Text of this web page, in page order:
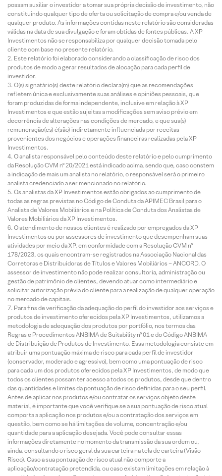
possam auxiliar o investidor a tomar sua própria decisão de investimento, não
constituindo qualquer tipo de oferta ou solicitação de compra e/ou venda de
qualquer produto. As informações contidas neste relatório são consideradas
válidas na data de sua divulgação e foram obtidas de fontes públicas. A XP
Investimentos não se responsabiliza por qualquer decisão tomada pelo
cliente com base no presente relatório.
Este relatório foi elaborado considerando a classificação de risco dos
produtos de modo a gerar resultados de alocação para cada perfil de
investidor.
O(s) signatário(s) deste relatório declara(m) que as recomendações
refletem única e exclusivamente suas análises e opiniões pessoais, que
foram produzidas de forma independente, inclusive em relação à XP
Investimentos e que estão sujeitas a modificações sem aviso prévio em
decorrência de alterações nas condições de mercado, e que sua(s)
remuneração(es) é(são) indiretamente influenciada por receitas
provenientes dos negócios e operações financeiras realizadas pela XP
Investimentos.
O analista responsável pelo conteúdo deste relatório e pelo cumprimento
da Resolução CVM nº 20/2021 está indicado acima, sendo que, caso constem
a indicação de mais um analista no relatório, o responsável será o primeiro
analista credenciado a ser mencionado no relatório.
Os analistas da XP Investimentos estão obrigados ao cumprimento de
todas as regras previstas no Código de Conduta da APIMEC Brasil para o
Analista de Valores Mobiliários e na Política de Conduta dos Analistas de
Valores Mobiliários da XP Investimentos.
O atendimento de nossos clientes é realizado por empregados da XP
Investimentos ou por assessores de investimento que desempenham suas
atividades por meio da XP, em conformidade com a Resolução CVM nº
178/2023, os quais encontram-se registrados na Associação Nacional das
Corretoras e Distribuidoras de Títulos e Valores Mobiliários – ANCORD. O
assessor de investimento não pode realizar consultoria, administração ou
gestão de patrimônio de clientes, devendo atuar como intermediário e
solicitar autorização prévia do cliente para a realização de qualquer operação
no mercado de capitais.
Para fins de verificação da adequação do perfil do investidor aos serviços e
produtos de investimento oferecidos pela XP Investimentos, utilizamos a
metodologia de adequação dos produtos por portfólio, nos termos das
Regras e Procedimentos ANBIMA de Suitability nº 01 e do Código ANBIMA
de Distribuição de Produtos de Investimento. Essa metodologia consiste em
atribuir uma pontuação máxima de risco para cada perfil de investidor
(conservador, moderado e agressivo), bem como uma pontuação de risco
para cada um dos produtos oferecidos pela XP Investimentos, de modo que
todos os clientes possam ter acesso a todos os produtos, desde que dentro
das quantidades e limites da pontuação de risco definidas para o seu perfil.
Antes de aplicar nos produtos e/ou contratar os serviços objeto deste
material, é importante que você verifique se a sua pontuação de risco atual
comporta a aplicação nos produtos e/ou a contratação dos serviços em
questão, bem como se há limitações de volume, concentração e/ou
quantidade para a aplicação desejada. Você pode consultar essas
informações diretamente no momento da transmissão da sua ordem ou,
ainda, consultando o risco geral da sua carteira na tela de carteira (Visão
Risco). Caso a sua pontuação de risco atual não comporte a
aplicação/contratação pretendida, ou caso existam limitações em relação à